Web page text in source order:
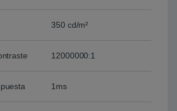
350 cd/m²
12000000:1
1ms